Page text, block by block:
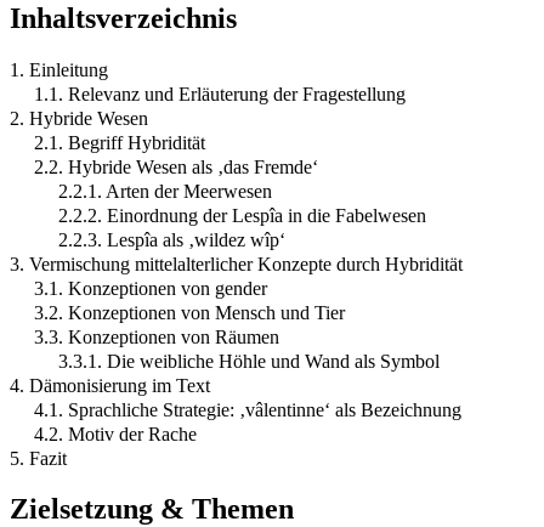
Inhaltsverzeichnis
1. Einleitung
1.1. Relevanz und Erläuterung der Fragestellung
2. Hybride Wesen
2.1. Begriff Hybridität
2.2. Hybride Wesen als ‚das Fremde‘
2.2.1. Arten der Meerwesen
2.2.2. Einordnung der Lespîa in die Fabelwesen
2.2.3. Lespîa als ‚wildez wîp‘
3. Vermischung mittelalterlicher Konzepte durch Hybridität
3.1. Konzeptionen von gender
3.2. Konzeptionen von Mensch und Tier
3.3. Konzeptionen von Räumen
3.3.1. Die weibliche Höhle und Wand als Symbol
4. Dämonisierung im Text
4.1. Sprachliche Strategie: ‚vâlentinne‘ als Bezeichnung
4.2. Motiv der Rache
5. Fazit
Zielsetzung & Themen